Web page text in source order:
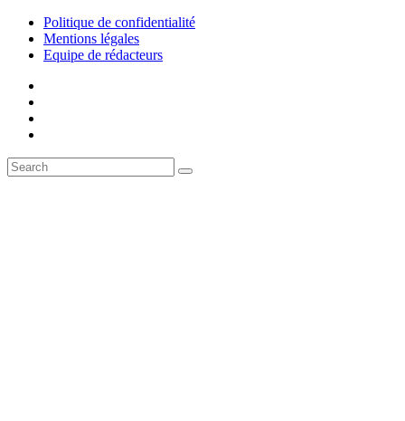
Politique de confidentialité
Mentions légales
Equipe de rédacteurs